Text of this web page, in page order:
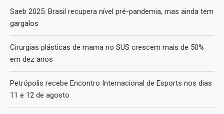
Saeb 2025: Brasil recupera nível pré-pandemia, mas ainda tem
gargalos
Cirurgias plásticas de mama no SUS crescem mais de 50%
em dez anos
Petrópolis recebe Encontro Internacional de Esports nos dias
11 e 12 de agosto